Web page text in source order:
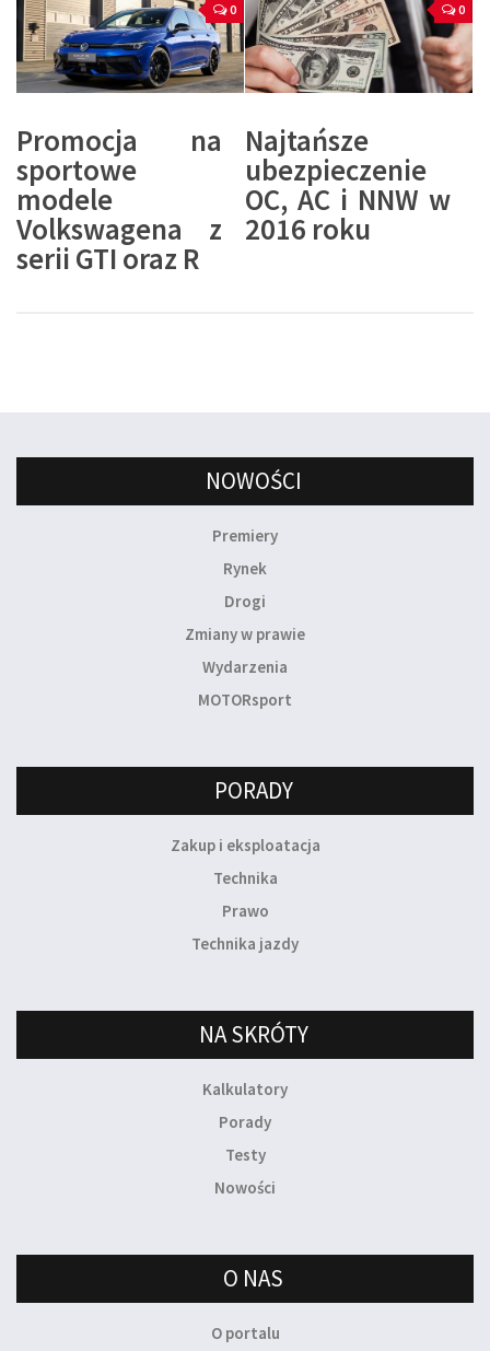
0
Promocja na
sportowe
modele
Volkswagena z
serii GTI oraz R
0
Najtańsze
ubezpieczenie
OC, AC i NNW w
2016 roku
NOWOŚCI
Premiery
Rynek
Drogi
Zmiany w prawie
Wydarzenia
MOTORsport
PORADY
Zakup i eksploatacja
Technika
Prawo
Technika jazdy
NA SKRÓTY
Kalkulatory
Porady
Testy
Nowości
O NAS
O portalu